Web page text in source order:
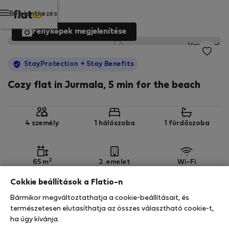
Bejelentkezés
Fényképek megjelenítése
StayProtection + Stay Benefits
Cozy flat in Jurmala, 5 min for the beach
4 személy 1 hálószoba 1 fürdőszoba
65 m2 2. emelet Wi-Fi
Az Ön tartózkodását ebben az ingatlanban a
StayProtection
Cokkie beállítások a Flatio-n
Bármikor megváltoztathatja a cookie-beállításait, és
természetesen elutasíthatja az összes választható cookie-t,
ha úgy kívánja.